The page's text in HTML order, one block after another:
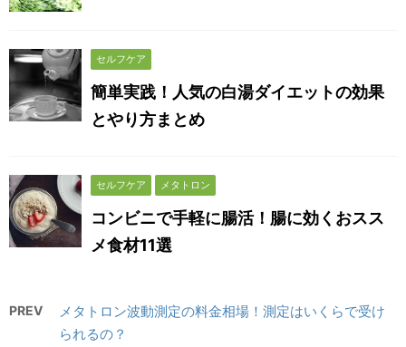
セルフケア
簡単実践！人気の白湯ダイエットの効果
とやり方まとめ
セルフケア メタトロン
コンビニで手軽に腸活！腸に効くおスス
メ食材11選
PREV
メタトロン波動測定の料金相場！測定はいくらで受け
られるの？